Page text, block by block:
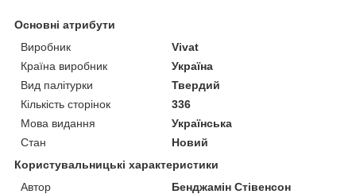
Основні атрибути
Виробник
Vivat
Країна виробник
Україна
Вид палітурки
Твердий
Кількість сторінок
336
Мова видання
Українська
Стан
Новий
Користувальницькі характеристики
Автор
Бенджамін Стівенсон